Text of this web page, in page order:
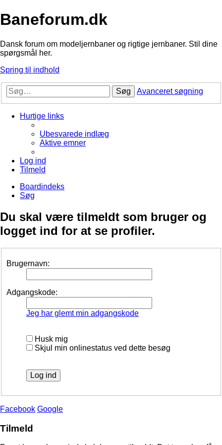
Baneforum.dk
Dansk forum om modeljernbaner og rigtige jernbaner. Stil dine
spørgsmål her.
Spring til indhold
Søg Avanceret søgning
Hurtige links
Ubesvarede indlæg
Aktive emner
Log ind
Tilmeld
Boardindeks
Søg
Du skal være tilmeldt som bruger og
logget ind for at se profiler.
Brugernavn:
Adgangskode:
Jeg har glemt min adgangskode
Husk mig
Skjul min onlinestatus ved dette besøg
Facebook Google
Tilmeld